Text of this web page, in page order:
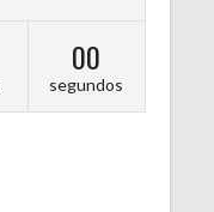
00
segundos